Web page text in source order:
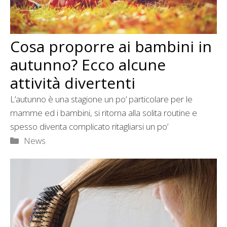
Cosa proporre ai bambini in
autunno? Ecco alcune
attività divertenti
L’autunno è una stagione un po’ particolare per le
mamme ed i bambini, si ritorna alla solita routine e
spesso diventa complicato ritagliarsi un po’
Categorie
News